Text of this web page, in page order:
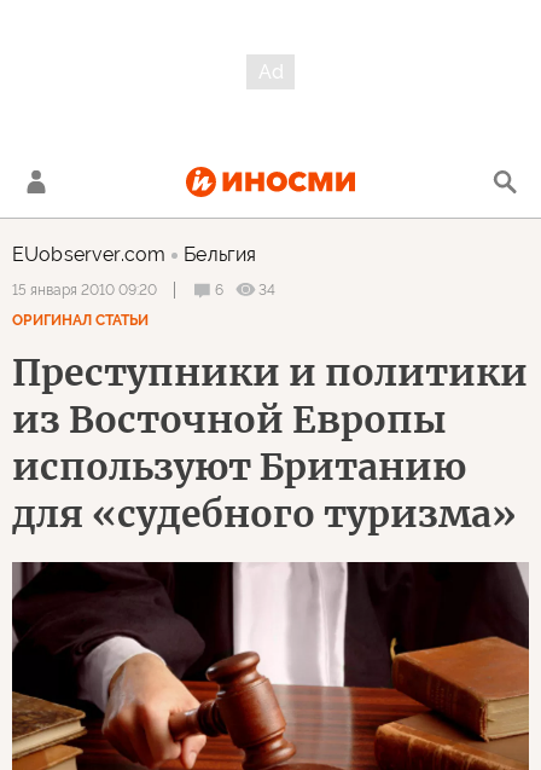
EUobserver.com Бельгия
15 января 2010 09:20 6
34
ОРИГИНАЛ СТАТЬИ
Преступники и политики
из Восточной Европы
используют Британию
для «судебного туризма»